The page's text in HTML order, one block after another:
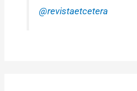
@revistaetcetera